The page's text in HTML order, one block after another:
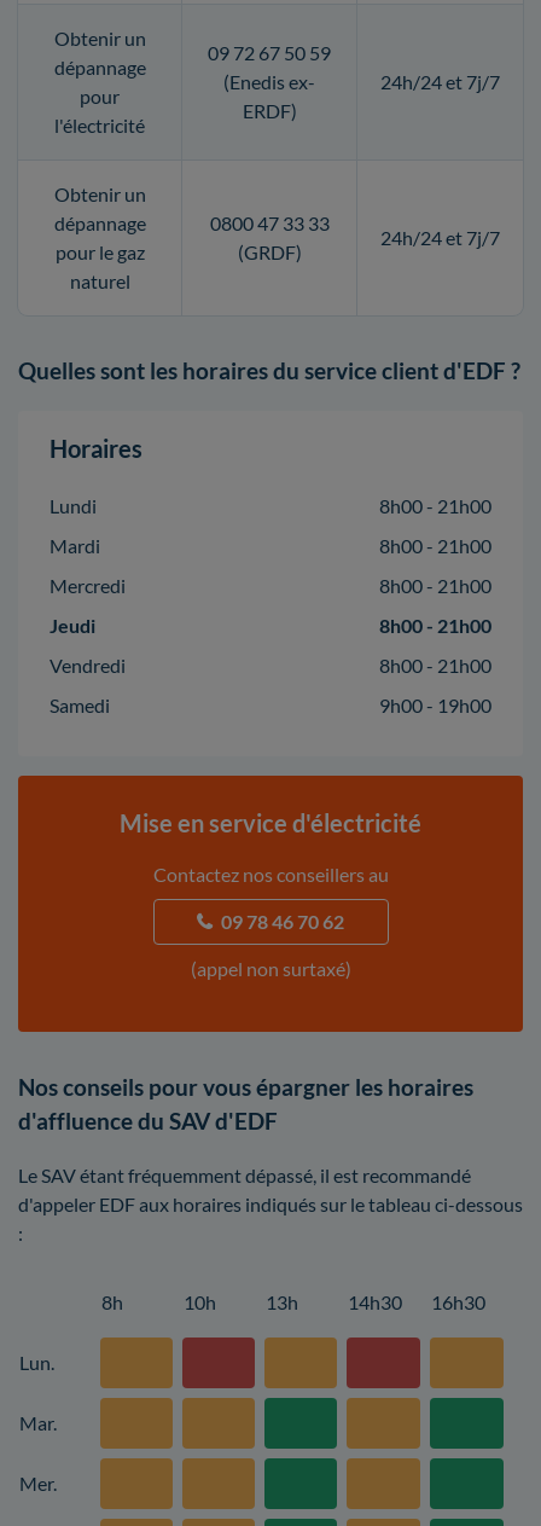
Obtenir un
dépannage
pour
l'électricité
09 72 67 50 59
(Enedis ex-
ERDF)
24h/24 et 7j/7
Obtenir un
dépannage
pour le gaz
naturel
0800 47 33 33
(GRDF)
24h/24 et 7j/7
Quelles sont les horaires du service client d'EDF ?
Horaires
Lundi
8h00 - 21h00
Mardi
8h00 - 21h00
Mercredi
8h00 - 21h00
Jeudi
8h00 - 21h00
Vendredi
8h00 - 21h00
Samedi
9h00 - 19h00
Mise en service d'électricité
Contactez nos conseillers au
09 78 46 70 62
(appel non surtaxé)
Nos conseils pour vous épargner les horaires
d'affluence du SAV d'EDF
Le SAV étant fréquemment dépassé, il est recommandé
d'appeler EDF aux horaires indiqués sur le tableau ci-dessous
:
8h 10h 13h 14h30 16h30
Lun.
Mar.
Mer.